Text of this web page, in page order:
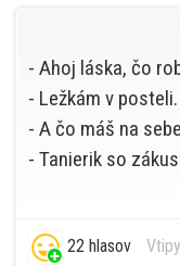
- Ahoj láska, čo
- Ležkám v posteli.
- A čo máš na
- Tanierik so
22 hlasov Vtipy